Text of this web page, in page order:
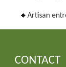
Artisan
CONTACT